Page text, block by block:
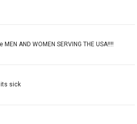
AND WOMEN SERVING THE USA!!!!
its sick